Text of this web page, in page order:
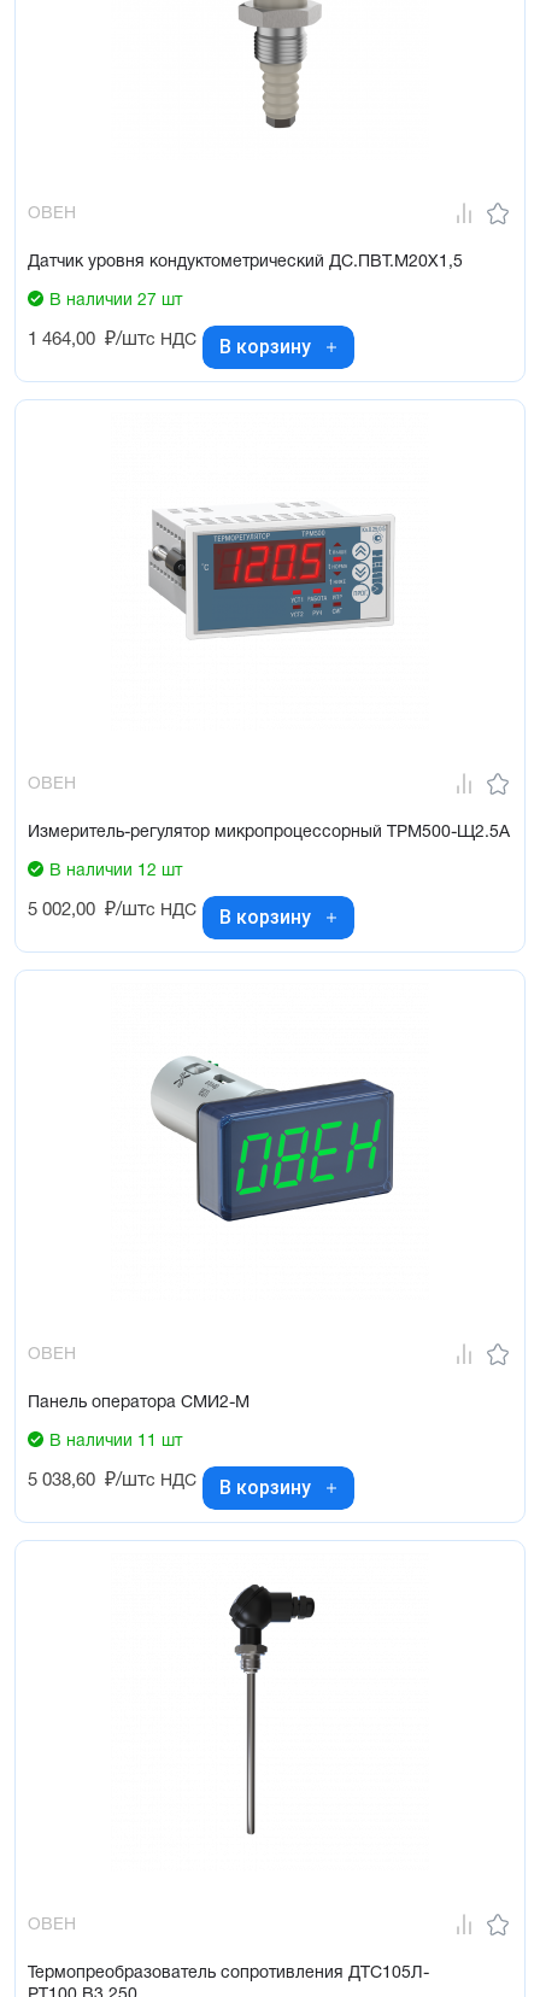
ОВЕН
Датчик уровня кондуктометрический ДС.ПВТ.М20Х1,5
В наличии 27 шт
1 464,00 ₽/штс НДС В корзину
ОВЕН
Измеритель-регулятор микропроцессорный ТРМ500-Щ2.5А
В наличии 12 шт
5 002,00 ₽/штс НДС В корзину
ОВЕН
Панель оператора СМИ2-М
В наличии 11 шт
5 038,60 ₽/штс НДС В корзину
ОВЕН
Термопреобразователь сопротивления ДТС105Л-